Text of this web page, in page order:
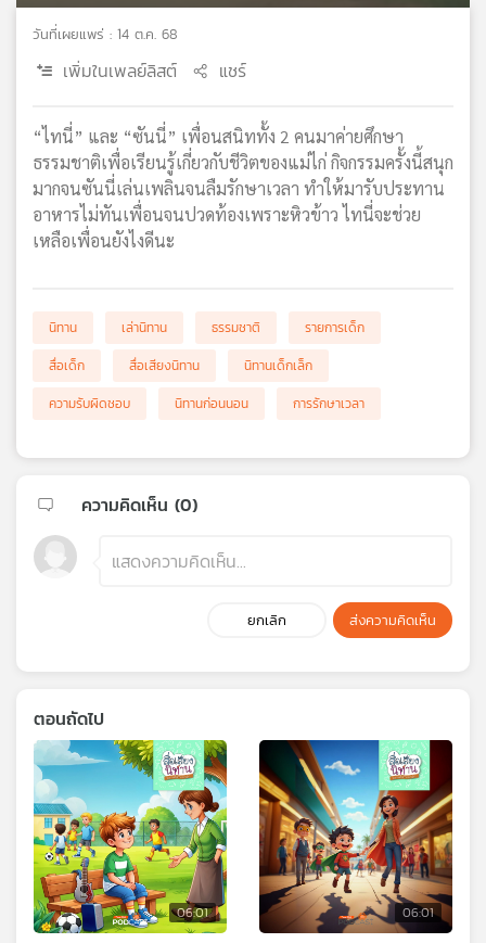
ไทย
แผนที่
วิทยุ
เครือ
ข่าย
วันที่เผยแพร่ : 14 ต.ค. 68
เพิ่มในเพลย์ลิสต์ แชร์
“ไทนี่” และ “ซันนี่” เพื่อนสนิททั้ง 2 คนมาค่ายศึกษา
ธรรมชาติเพื่อเรียนรู้เกี่ยวกับชีวิตของแม่ไก่ กิจกรรมครั้งนี้สนุก
มากจนซันนี่เล่นเพลินจนลืมรักษาเวลา ทำให้มารับประทาน
อาหารไม่ทันเพื่อนจนปวดท้องเพราะหิวข้าว ไทนี่จะช่วย
เหลือเพื่อนยังไงดีนะ
นิทาน เล่านิทาน ธรรมชาติ
รายการเด็ก
สื่อเด็ก
สื่อเสียงนิทาน
นิทานเด็กเล็ก
ความรับผิดชอบ
นิทานก่อนนอน การรักษาเวลา
ความคิดเห็น (0)
ยกเลิก ส่งความคิดเห็น
ตอนถัดไป
06:01 06:01